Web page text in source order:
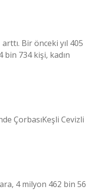
Bir önceki yıl 405
734 kişi, kadın
ÇorbasıKeşli Cevizli
4 milyon 462 bin 56